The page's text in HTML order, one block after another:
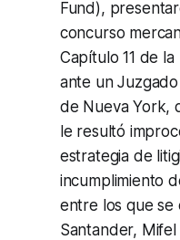
Fund),
concurso
Capítulo 11 de
ante un
de Nueva York,
le resultó
estrategia de
incumplimiento
entre los que se
Santander,